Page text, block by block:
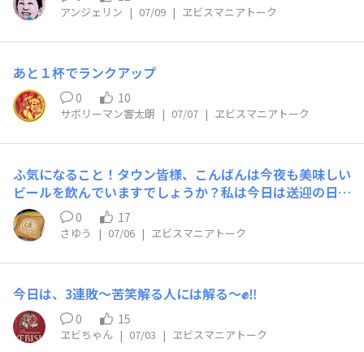
アンジェリン | 07/09 | ヱビスマニアトーク
あと１杯でランクアップ
0 10
サボリーマン響太朗 | 07/07 | ヱビスマニアトーク
ふ気になること！タウン皆様、こんばんは今夜も美味しい
ビールを飲んでいますでしょうか？私は今日は送迎の日で
飲まずにいます。最近気になっていることなのですが……
知ってる方やもしかしたら？くらいのご意見で良いので是
非聞かせてください^_^10月でYEBISUアプリがなくなっ
たら、ビールスタンプでポイントもらうのもなくなってし
ったら悲しいなぁと強く強く思っています。どうにかclub
Lionで継続して欲しい！
0 17
さゆう | 07/06 | ヱビスマニアトーク
今日は、3連敗～苦笑解る人には解る～✊‼️
0 15
ヱビちゃん | 07/03 | ヱビスマニアトーク